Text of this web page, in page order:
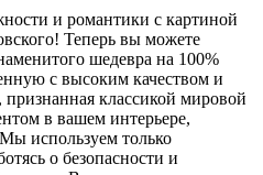
и романтики с картиной
Теперь вы можете
шедевра на 100%
с высоким качеством и
классикой мировой
в вашем интерьере,
используем только
о безопасности и